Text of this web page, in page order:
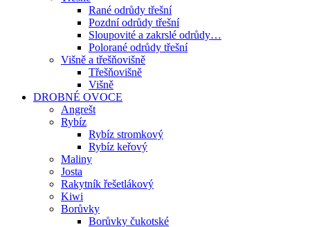
Rané odrůdy třešní
Pozdní odrůdy třešní
Sloupovité a zakrslé odrůdy…
Polorané odrůdy třešní
Višně a třešňovišně
Třešňovišně
Višně
DROBNÉ OVOCE
Angrešt
Rybíz
Rybíz stromkový
Rybíz keřový
Maliny
Josta
Rakytník řešetlákový
Kiwi
Borůvky
Borůvky čukotské